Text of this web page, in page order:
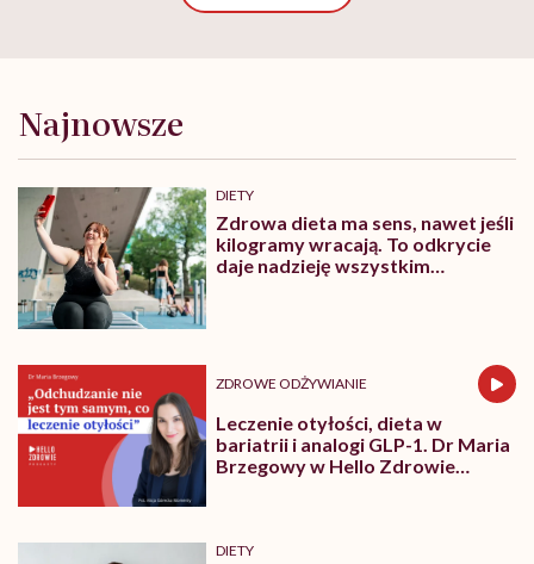
Najnowsze
DIETY
Zdrowa dieta ma sens, nawet jeśli
kilogramy wracają. To odkrycie
daje nadzieję wszystkim
ZDROWE ODŻYWIANIE
Leczenie otyłości, dieta w
bariatrii i analogi GLP-1. Dr Maria
Brzegowy w Hello Zdrowie
DIETY